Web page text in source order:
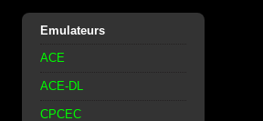
Emulateurs
ACE
ACE-DL
CPCEC